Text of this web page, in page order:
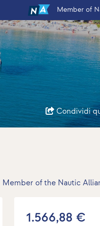
Member of
Condividi
Member of the Nautic
1.566,88 €